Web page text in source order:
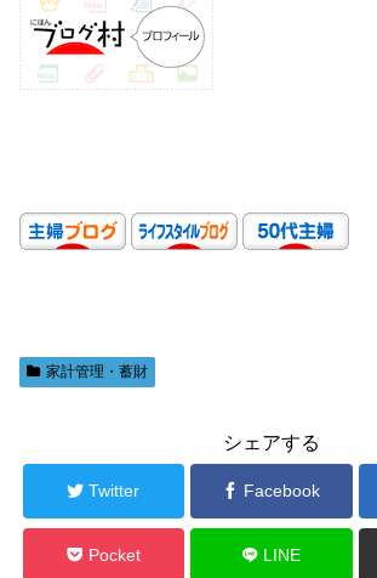
家計管理・蓄財
シェアする
Twitter Facebook
Pocket LINE